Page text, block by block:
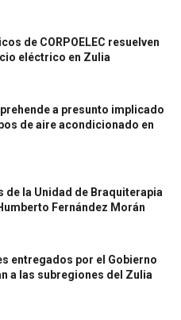
de CORPOELEC resuelven
eléctrico en Zulia
a presunto implicado
de aire acondicionado en
de la Unidad de Braquiterapia
Fernández Morán
entregados por el Gobierno
a las subregiones del Zulia